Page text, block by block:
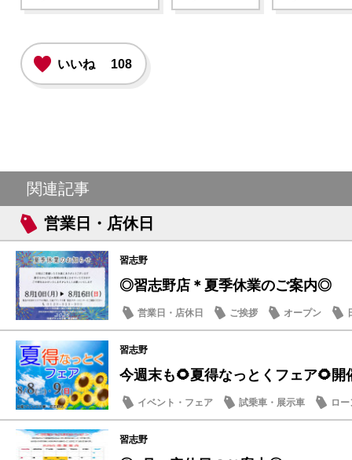
いいね 108
関連記事
営業日・店休日
習志野
◎習志野店＊夏季休業のご案内◎
営業日・店休日 ご挨拶 オープン
習志野
今週末も🌻夏得なっとくフェア🌻開
イベント・フェア 試乗車・展示車
ロー
営業日・店休日
習志野